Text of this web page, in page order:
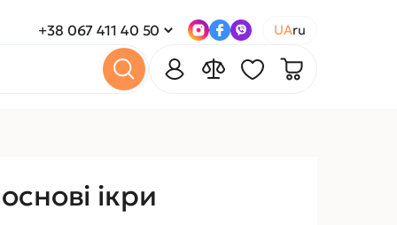
+38 067 411 40 50 UAru
ікри